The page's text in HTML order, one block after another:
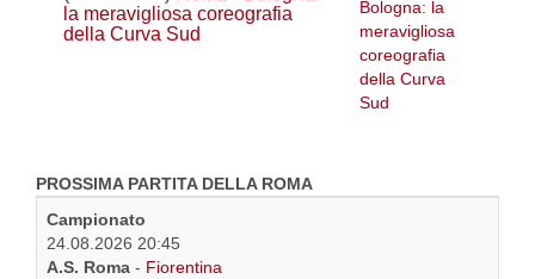
la meravigliosa coreografia
della Curva Sud
PROSSIMA PARTITA DELLA ROMA
Campionato
24.08.2026 20:45
A.S. Roma - Fiorentina